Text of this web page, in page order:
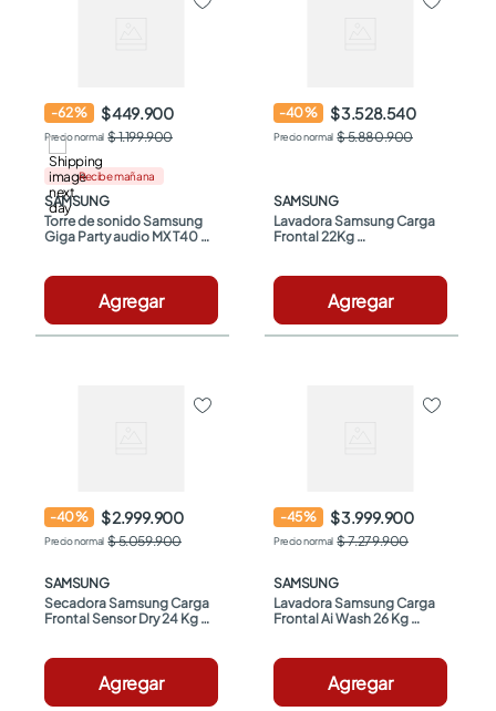
-62% $ 449.900
$ 1.199.900
Recibe mañana
SAMSUNG
Torre de sonido Samsung
Giga Party audio MX T40
Agregar
-40% $ 3.528.540
$ 5.880.900
SAMSUNG
Lavadora Samsung Carga
Frontal 22Kg
Agregar
-40% $ 2.999.900
$ 5.059.900
SAMSUNG
Secadora Samsung Carga
Frontal Sensor Dry 24 Kg
Agregar
-45% $ 3.999.900
$ 7.279.900
SAMSUNG
Lavadora Samsung Carga
Frontal Ai Wash 26 Kg
Agregar